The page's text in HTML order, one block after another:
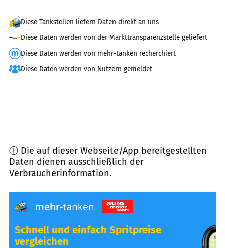
Diese Tankstellen liefern Daten direkt an uns
Diese Daten werden von der Markttransparenzstelle geliefert
Diese Daten werden von mehr-tanken recherchiert
Diese Daten werden von Nutzern gemeldet
ⓘ Die auf dieser Webseite/App bereitgestellten
Daten dienen ausschließlich der
Verbraucherinformation.
Schnell und einfach Spritpreise
vergleichen